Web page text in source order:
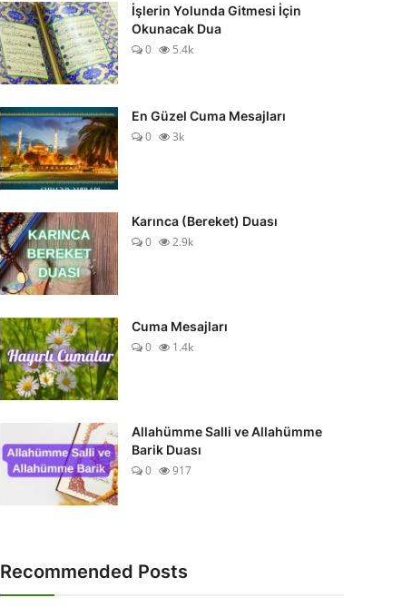
İşlerin Yolunda Gitmesi İçin
Okunacak Dua
0
5.4k
En Güzel Cuma Mesajları
0
3k
Karınca (Bereket) Duası
0
2.9k
Cuma Mesajları
0
1.4k
Allahümme Salli ve Allahümme
Barik Duası
0
917
Recommended Posts